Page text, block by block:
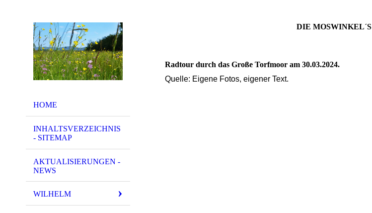
HOME
INHALTSVERZEICHNIS
- SITEMAP
AKTUALISIERUNGEN -
NEWS
WILHELM
DIE MOSWINKEL´S
Radtour durch das Große Torfmoor am 30.03.2024.
Quelle: Eigene Fotos, eigener Text.